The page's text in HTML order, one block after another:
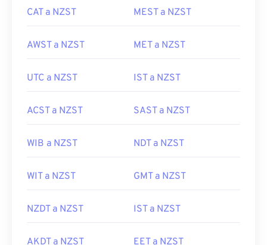
CAT a NZST MEST a NZST
AWST a NZST MET a NZST
UTC a NZST IST a NZST
ACST a NZST SAST a NZST
WIB a NZST NDT a NZST
WIT a NZST GMT a NZST
NZDT a NZST IST a NZST
AKDT a NZST EET a NZST